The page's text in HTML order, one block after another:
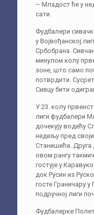
– Младост ће у
сати.
Фудбалери
у Војвођанској
Србобрана.
минулом колу
зоне, што само
потврдити.
Сивцу бити
У 23. колу
лиги фудбалери
дочекују водећу
недељу пред
Станишића. Друга
овом рангу
гостује у
док Русин из
госте Граничару
подручној лиги
Фудбалерке